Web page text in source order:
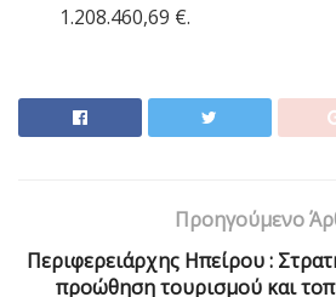
1.208.460,69 €.
Προηγούμενο
Περιφερειάρχης Hπείρου :
προώθηση τουρισμού και